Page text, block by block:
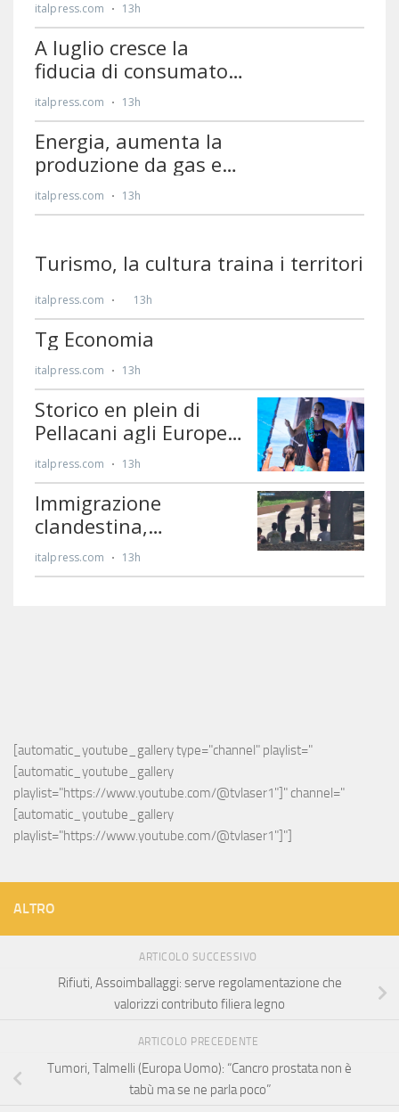
[automatic_youtube_gallery type="channel" playlist="
[automatic_youtube_gallery
playlist="https://www.youtube.com/@tvlaser1"]" channel="
[automatic_youtube_gallery
playlist="https://www.youtube.com/@tvlaser1"]"]
ALTRO
ARTICOLO SUCCESSIVO
Rifiuti, Assoimballaggi: serve regolamentazione che
valorizzi contributo filiera legno
ARTICOLO PRECEDENTE
Tumori, Talmelli (Europa Uomo): “Cancro prostata non è
tabù ma se ne parla poco”